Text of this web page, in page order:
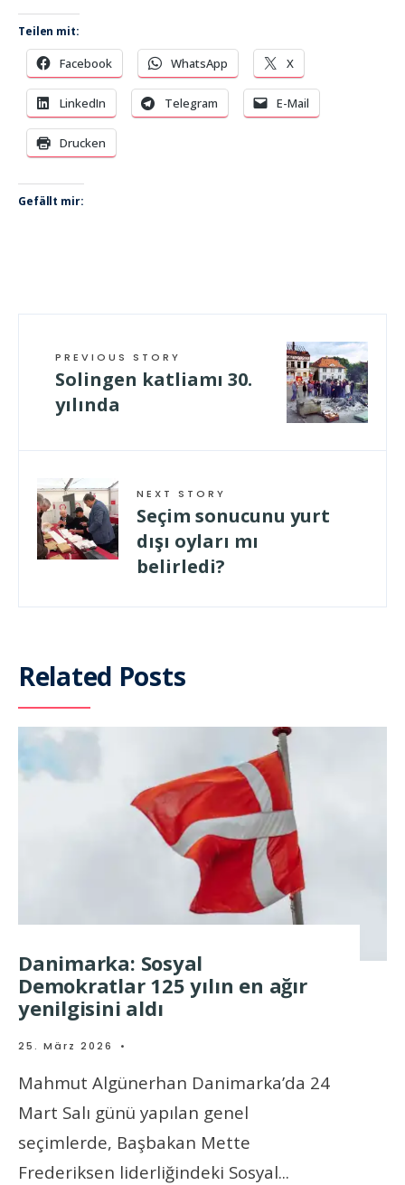
Teilen mit:
Facebook WhatsApp X
LinkedIn Telegram E-Mail
Drucken
Gefällt mir:
PREVIOUS STORY
Solingen katliamı 30.
yılında
NEXT STORY
Seçim sonucunu yurt
dışı oyları mı
belirledi?
Related Posts
Danimarka: Sosyal
Demokratlar 125 yılın en ağır
yenilgisini aldı
25. März 2026 •
Mahmut Algünerhan Danimarka’da 24
Mart Salı günü yapılan genel
seçimlerde, Başbakan Mette
Frederiksen liderliğindeki Sosyal...